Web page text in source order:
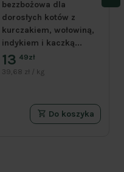
bezzbożowa dla
dorosłych kotów z
kurczakiem, wołowiną,
indykiem i kaczką...
13 49zł
39,68 zł / kg
Do koszyka